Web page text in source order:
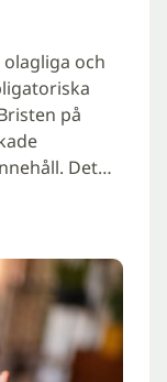
och
på
Det…